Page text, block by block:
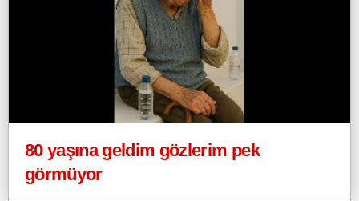
80 yaşına geldim gözlerim pek
görmüyor